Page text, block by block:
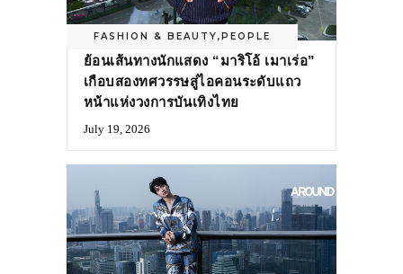
FASHION & BEAUTY, PEOPLE
ย้อนเส้นทางนักแสดง “มาริโอ้ เมาเร่อ”
เกือบสองทศวรรษสู่ไอคอนระดับแถว
หน้าแห่งวงการบันเทิงไทย
July 19, 2026